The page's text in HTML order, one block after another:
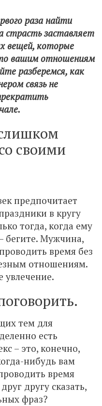
раза найти
страсть заставляет
вещей, которые
вашим отношениям
разберемся, как
связь не
своими
предпочитает
в кругу
тогда, когда ему
бегите. Мужчина,
время без
отношениям.
увлечение.
тем для
есть
– это, конечно,
нибудь вам
время
другу сказать,
фраз?